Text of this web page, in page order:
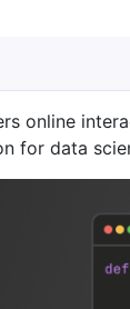
online
for data